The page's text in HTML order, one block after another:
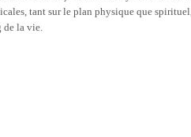
tant sur le plan physique que
de la vie.